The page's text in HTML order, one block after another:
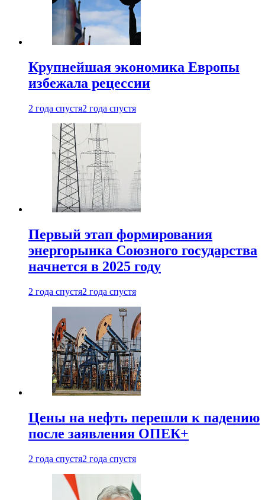
Крупнейшая экономика Европы
избежала рецессии
2 года спустя2 года спустя
Первый этап формирования
энергорынка Союзного государства
начнется в 2025 году
2 года спустя2 года спустя
Цены на нефть перешли к падению
после заявления ОПЕК+
2 года спустя2 года спустя